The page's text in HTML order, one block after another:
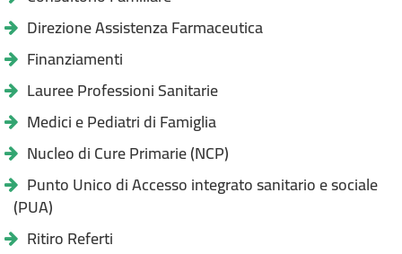
Direzione Assistenza Farmaceutica
Finanziamenti
Lauree Professioni Sanitarie
Medici e Pediatri di Famiglia
Nucleo di Cure Primarie (NCP)
Punto Unico di Accesso integrato sanitario e sociale
(PUA)
Ritiro Referti